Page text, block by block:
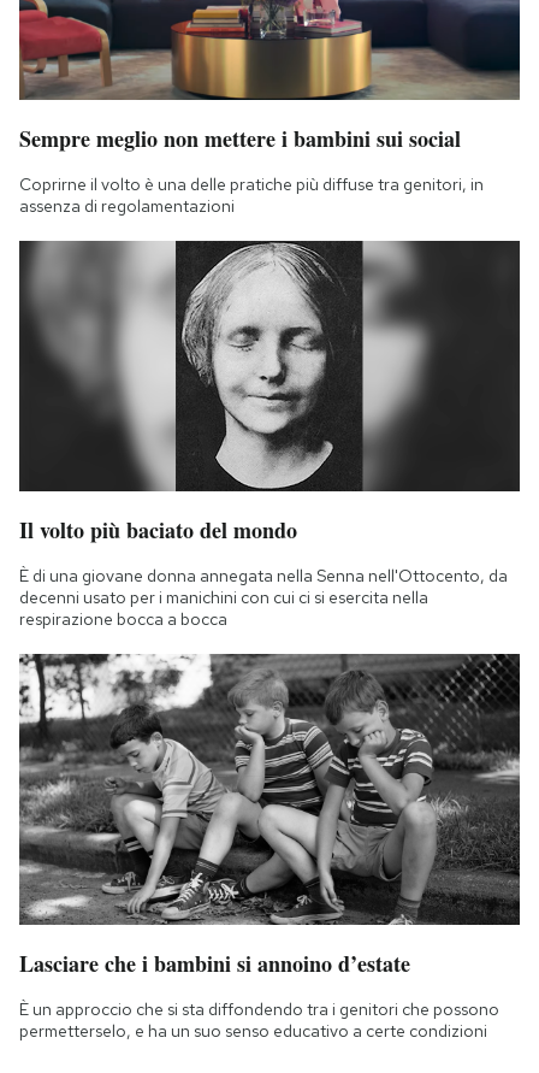
Sempre meglio non mettere i bambini sui social
Coprirne il volto è una delle pratiche più diffuse tra genitori, in
assenza di regolamentazioni
Il volto più baciato del mondo
È di una giovane donna annegata nella Senna nell'Ottocento, da
decenni usato per i manichini con cui ci si esercita nella
respirazione bocca a bocca
Lasciare che i bambini si annoino d’estate
È un approccio che si sta diffondendo tra i genitori che possono
permetterselo, e ha un suo senso educativo a certe condizioni